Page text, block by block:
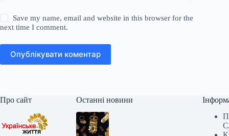
Save my name, email and website in this browser for the
next time I comment.
Опублікувати коментар
Про сайт Останні новини